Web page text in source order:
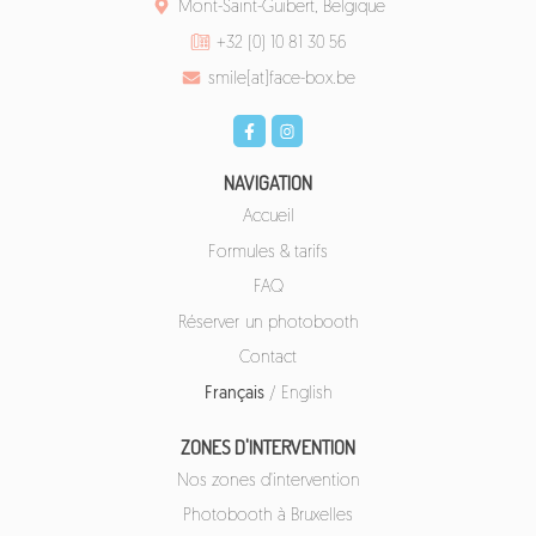
Mont-Saint-Guibert, Belgique
+32 (0) 10 81 30 56
smile[at]face-box.be
NAVIGATION
Accueil
Formules & tarifs
FAQ
Réserver un photobooth
Contact
Français/ English
ZONES D'INTERVENTION
Nos zones d'intervention
Photobooth à Bruxelles